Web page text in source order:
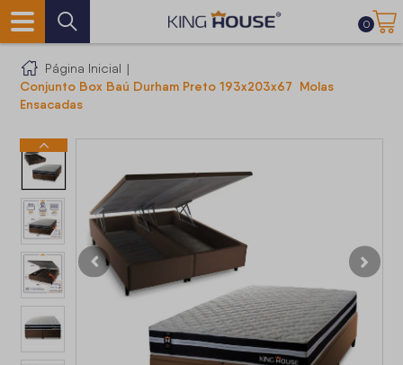
0
Página Inicial |
Conjunto Box Baú Durham Preto 193x203x67 Molas
Ensacadas